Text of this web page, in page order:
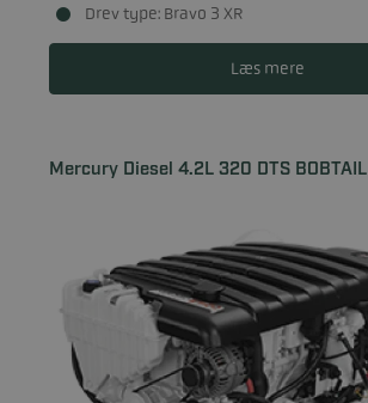
Drev type: Bravo 3 XR
Læs mere
Mercury Diesel 4.2L 320 DTS BOBTAIL